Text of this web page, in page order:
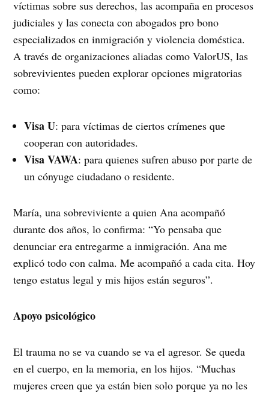
víctimas sobre sus derechos, las acompaña en procesos
judiciales y las conecta con abogados pro bono
especializados en inmigración y violencia doméstica.
A través de organizaciones aliadas como ValorUS, las
sobrevivientes pueden explorar opciones migratorias
como:
Visa U: para víctimas de ciertos crímenes que
cooperan con autoridades.
Visa VAWA: para quienes sufren abuso por parte de
un cónyuge ciudadano o residente.
María, una sobreviviente a quien Ana acompañó
durante dos años, lo confirma: “Yo pensaba que
denunciar era entregarme a inmigración. Ana me
explicó todo con calma. Me acompañó a cada cita. Hoy
tengo estatus legal y mis hijos están seguros”.
Apoyo psicológico
El trauma no se va cuando se va el agresor. Se queda
en el cuerpo, en la memoria, en los hijos. “Muchas
mujeres creen que ya están bien solo porque ya no les